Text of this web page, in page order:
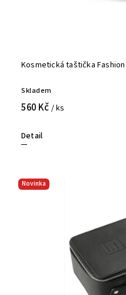
Kosmetická taštička Fashion
Skladem
560 Kč / ks
Detail
Novinka